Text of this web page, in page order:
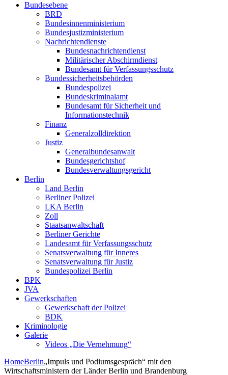
Bundesebene
BRD
Bundesinnenministerium
Bundesjustizministerium
Nachrichtendienste
Bundesnachrichtendienst
Militärischer Abschirmdienst
Bundesamt für Verfassungsschutz
Bundessicherheitsbehörden
Bundespolizei
Bundeskriminalamt
Bundesamt für Sicherheit und
Informationstechnik
Finanz
Generalzolldirektion
Justiz
Generalbundesanwalt
Bundesgerichtshof
Bundesverwaltungsgericht
Berlin
Land Berlin
Berliner Polizei
LKA Berlin
Zoll
Staatsanwaltschaft
Berliner Gerichte
Landesamt für Verfassungsschutz
Senatsverwaltung für Inneres
Senatsverwaltung für Justiz
Bundespolizei Berlin
BPK
JVA
Gewerkschaften
Gewerkschaft der Polizei
BDK
Kriminologie
Galerie
Videos „Die Vernehmung“
HomeBerlin„Impuls und Podiumsgespräch“ mit den
Wirtschaftsministern der Länder Berlin und Brandenburg